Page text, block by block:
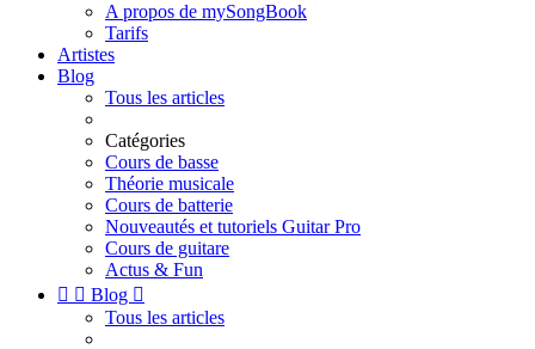
A propos de mySongBook
Tarifs
Artistes
Blog
Tous les articles
Catégories
Cours de basse
Théorie musicale
Cours de batterie
Nouveautés et tutoriels Guitar Pro
Cours de guitare
Actus & Fun
  Blog 
Tous les articles